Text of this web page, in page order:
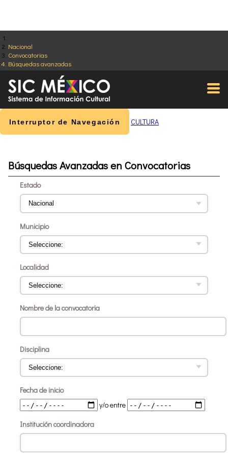
Nacional
Convocatorias
Búsquedas avanzadas
Interruptor de Navegación CULTURA
Búsquedas Avanzadas en Convocatorias
Estado
Municipio
Localidad
Nombre de la convocatoria
Disciplina
Fecha de inicio
y/o entre
Institución coordinadora